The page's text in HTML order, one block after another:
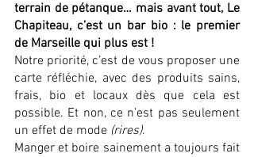
terrain de pétanque… mais avant tout, Le
Chapiteau, c’est un bar bio : le premier
de Marseille qui plus est !
Notre priorité, c’est de vous proposer une
carte réfléchie, avec des produits sains,
frais, bio et locaux dès que cela est
possible. Et non, ce n’est pas seulement
un effet de mode (rires).
Manger et boire sainement a toujours fait